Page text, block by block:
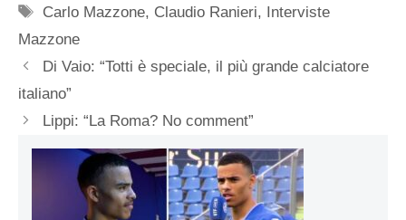
Tag
Carlo Mazzone, Claudio Ranieri,
Interviste
Mazzone
Di Vaio: “Totti è speciale, il più grande calciatore
italiano”
Lippi: “La Roma? No comment”